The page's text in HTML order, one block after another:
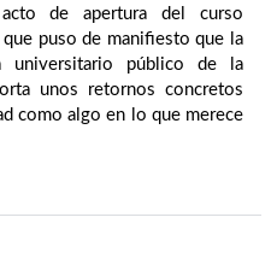
de apertura del curso
puso de manifiesto que la
universitario público de la
unos retornos concretos
como algo en lo que merece